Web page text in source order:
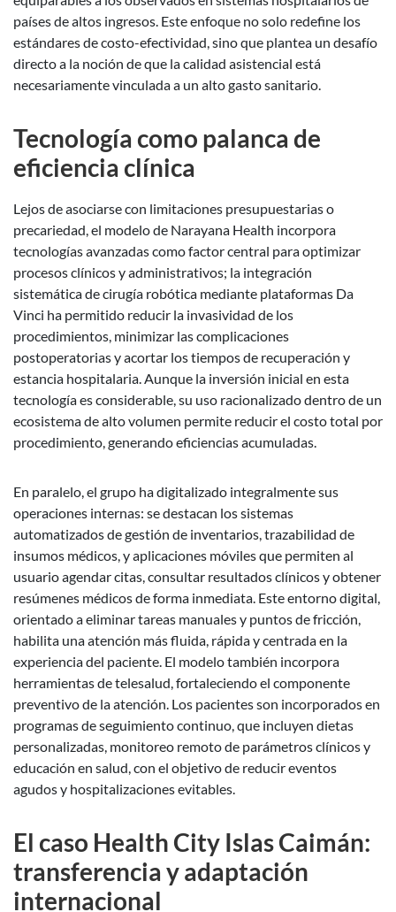
países de altos ingresos. Este enfoque no solo redefine los
estándares de costo-efectividad, sino que plantea un desafío
directo a la noción de que la calidad asistencial está
necesariamente vinculada a un alto gasto sanitario.
Tecnología como palanca de
eficiencia clínica
Lejos de asociarse con limitaciones presupuestarias o
precariedad, el modelo de Narayana Health incorpora
tecnologías avanzadas como factor central para optimizar
procesos clínicos y administrativos; la integración
sistemática de cirugía robótica mediante plataformas Da
Vinci ha permitido reducir la invasividad de los
procedimientos, minimizar las complicaciones
postoperatorias y acortar los tiempos de recuperación y
estancia hospitalaria. Aunque la inversión inicial en esta
tecnología es considerable, su uso racionalizado dentro de un
ecosistema de alto volumen permite reducir el costo total por
procedimiento, generando eficiencias acumuladas.
En paralelo, el grupo ha digitalizado integralmente sus
operaciones internas: se destacan los sistemas
automatizados de gestión de inventarios, trazabilidad de
insumos médicos, y aplicaciones móviles que permiten al
usuario agendar citas, consultar resultados clínicos y obtener
resúmenes médicos de forma inmediata. Este entorno digital,
orientado a eliminar tareas manuales y puntos de fricción,
habilita una atención más fluida, rápida y centrada en la
experiencia del paciente. El modelo también incorpora
herramientas de telesalud, fortaleciendo el componente
preventivo de la atención. Los pacientes son incorporados en
programas de seguimiento continuo, que incluyen dietas
personalizadas, monitoreo remoto de parámetros clínicos y
educación en salud, con el objetivo de reducir eventos
agudos y hospitalizaciones evitables.
El caso Health City Islas Caimán:
transferencia y adaptación
internacional